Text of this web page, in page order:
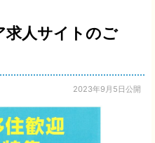
求人サイトのご
2023年9月5日公開